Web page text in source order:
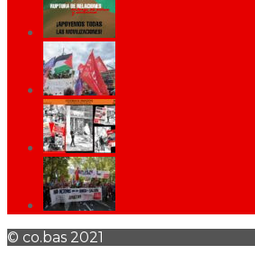
© co.bas 2021